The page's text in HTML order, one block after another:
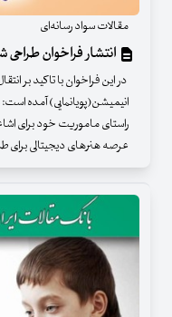
مقالات سواد رسانه‌ای
انتشار فراخوان
در این فراخوان با تاکید بر
انیمیشن(پویانمایی) آمده
راستای ماموریت خود برای
عرصه هنرهای دیجیتالی برای ط